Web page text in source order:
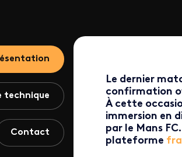
technique
Contact
Le dernier
confirmation
À cette
immersion en
par le Mans
plateforme